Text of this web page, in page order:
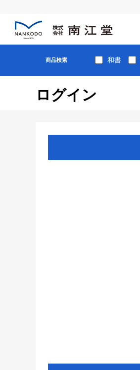
商品検索 和書
ログイン